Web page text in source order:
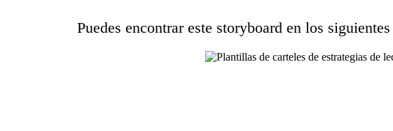
Puedes encontrar este storyboard en los